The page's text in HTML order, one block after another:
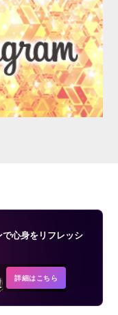
心身をリフレッシ
詳細はこちら